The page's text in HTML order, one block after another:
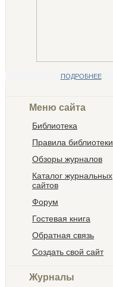
ПОДРОБНЕЕ
Меню сайта
Библиотека
Правила библиотеки
Обзоры журналов
Каталог журнальных
сайтов
Форум
Гостевая книга
Обратная связь
Создать свой сайт
Журналы